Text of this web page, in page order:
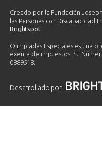
Creado por la Fundación
las Personas con Discapacidad
Brightspot
Olimpiadas Especiales es una
exenta de impuestos. Su
0889518.
Desarrollado por